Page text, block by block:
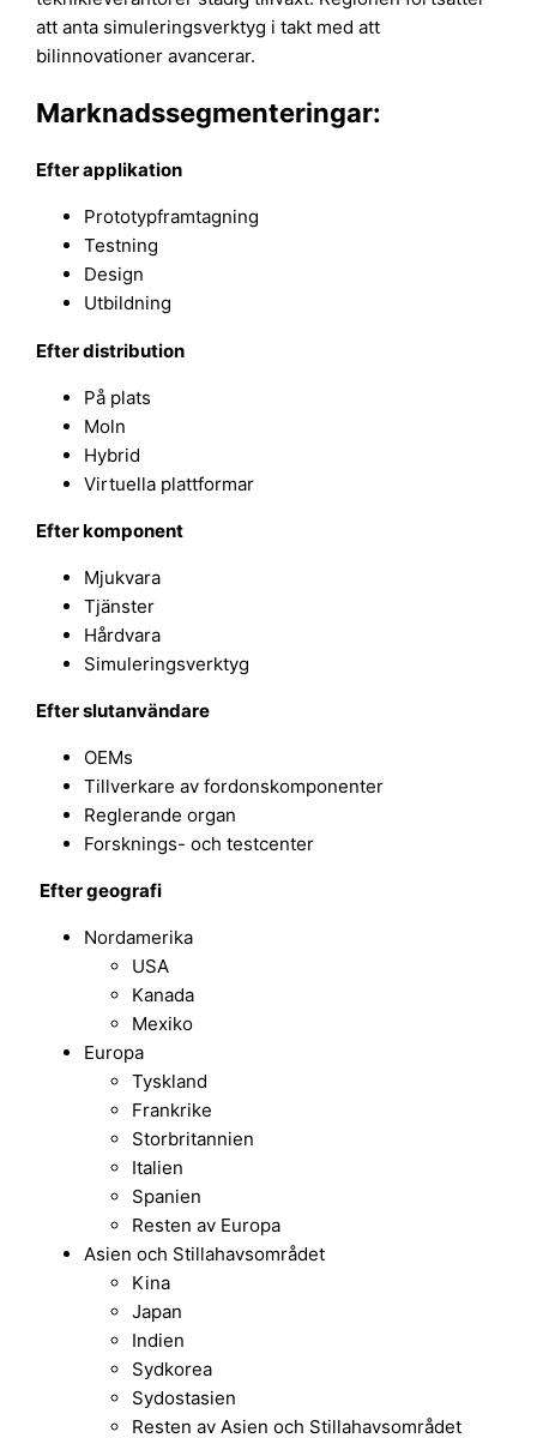
att anta simuleringsverktyg i takt med att
bilinnovationer avancerar.
Marknadssegmenteringar:
Efter applikation
Prototypframtagning
Testning
Design
Utbildning
Efter distribution
På plats
Moln
Hybrid
Virtuella plattformar
Efter komponent
Mjukvara
Tjänster
Hårdvara
Simuleringsverktyg
Efter slutanvändare
OEMs
Tillverkare av fordonskomponenter
Reglerande organ
Forsknings- och testcenter
Efter geografi
Nordamerika
USA
Kanada
Mexiko
Europa
Tyskland
Frankrike
Storbritannien
Italien
Spanien
Resten av Europa
Asien och Stillahavsområdet
Kina
Japan
Indien
Sydkorea
Sydostasien
Resten av Asien och Stillahavsområdet